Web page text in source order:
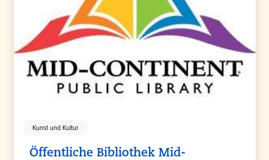
Kunst und Kultur
Öffentliche Bibliothek Mid-